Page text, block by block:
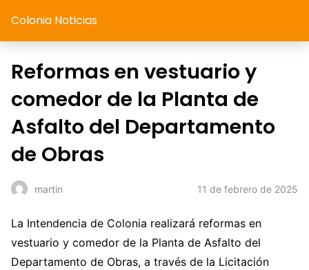
Colonia Noticias
Reformas en vestuario y
comedor de la Planta de
Asfalto del Departamento
de Obras
martin 11 de febrero de 2025
La Intendencia de Colonia realizará reformas en
vestuario y comedor de la Planta de Asfalto del
Departamento de Obras, a través de la Licitación